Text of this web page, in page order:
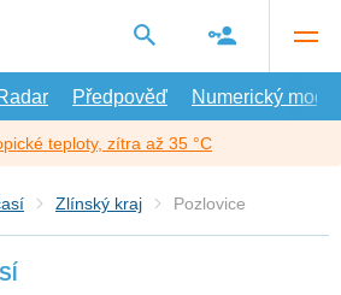
Předpověď Numerický model
teploty, zítra až 35 °C
Zlínský kraj Pozlovice